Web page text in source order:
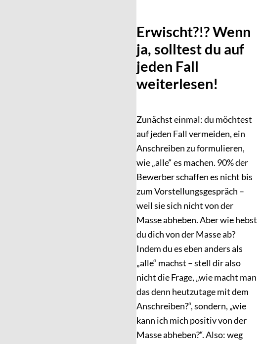
Erwischt?!? Wenn
ja, solltest du auf
jeden Fall
weiterlesen!
Zunächst einmal: du möchtest
auf jeden Fall vermeiden, ein
Anschreiben zu formulieren,
wie „alle“ es machen. 90% der
Bewerber schaffen es nicht bis
zum Vorstellungsgespräch –
weil sie sich nicht von der
Masse abheben. Aber wie hebst
du dich von der Masse ab?
Indem du es eben anders als
„alle“ machst – stell dir also
nicht die Frage, „wie macht man
das denn heutzutage mit dem
Anschreiben?“, sondern, „wie
kann ich mich positiv von der
Masse abheben?“. Also: weg